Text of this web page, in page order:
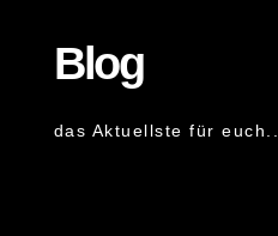
Blog
das Aktuellste für euch...